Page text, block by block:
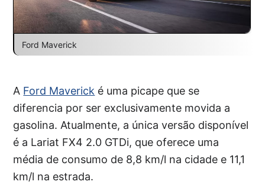
Ford Maverick
A Ford Maverick é uma picape que se
diferencia por ser exclusivamente movida a
gasolina. Atualmente, a única versão disponível
é a Lariat FX4 2.0 GTDi, que oferece uma
média de consumo de 8,8 km/l na cidade e 11,1
km/l na estrada.